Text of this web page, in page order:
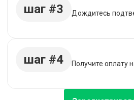
шаг #3 Дождитесь
шаг #4 Получите оплату